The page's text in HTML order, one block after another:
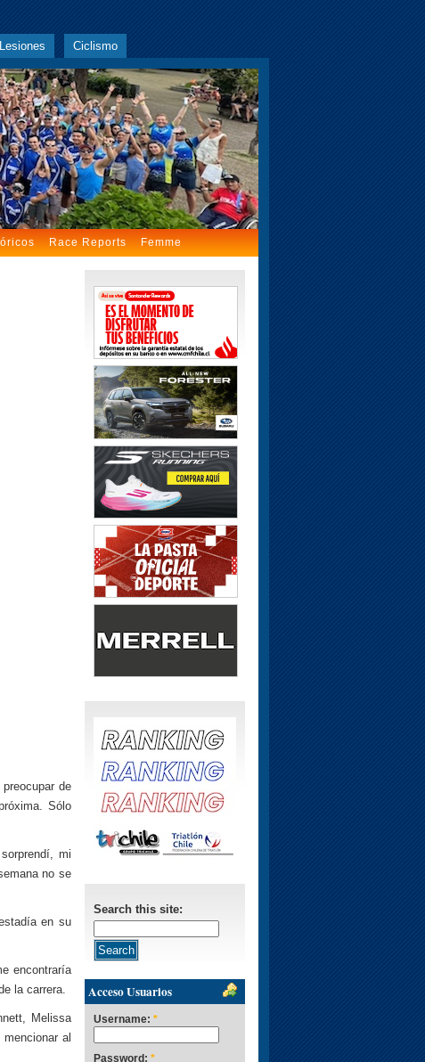
Lesiones Ciclismo
Race Reports Femme
de
Sólo
mi
no se
en su
encontraría
la carrera.
Melissa
al
Search this site:
Acceso Usuarios
Username: *
Password: *